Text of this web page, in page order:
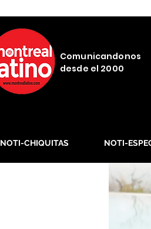
Comunicandonos
desde el 2000
NOTI-CHIQUITAS NOTI-